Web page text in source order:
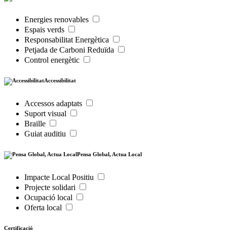
Energies renovables
Espais verds
Responsabilitat Energètica
Petjada de Carboni Reduïda
Control energètic
Accessibilitat
Accessos adaptats
Suport visual
Braille
Guiat auditiu
Pensa Global, Actua Local
Impacte Local Positiu
Projecte solidari
Ocupació local
Oferta local
Certificació